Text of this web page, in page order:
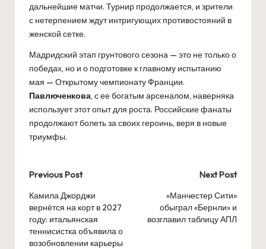
дальнейшие матчи. Турнир продолжается, и зрители
с нетерпением ждут интригующих противостояний в
женской сетке.
Мадридский этап грунтового сезона — это не только о
победах, но и о подготовке к главному испытанию
мая — Открытому чемпионату Франции.
Павлюченкова, с ее богатым арсеналом, наверняка
использует этот опыт для роста. Российские фанаты
продолжают болеть за своих героинь, веря в новые
триумфы.
Post
navigation
Previous Post
Камила Джорджи
вернётся на корт в 2027
году: итальянская
теннисистка объявила о
возобновлении карьеры
Next Post
«Манчестер Сити»
обыграл «Бернли» и
возглавил таблицу АПЛ